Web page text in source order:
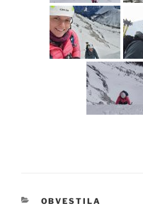
KATEGORIJE
OBVESTILA